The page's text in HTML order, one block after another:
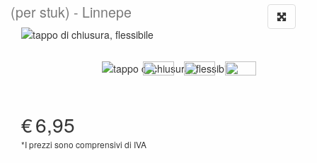
(per stuk) Linnepe
€6,95
*I prezzi sono comprensivi di IVA